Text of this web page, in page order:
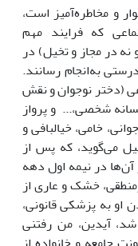
و مخاطره‌آمیز است،
که فرایند مهم
در مجاز و تخیل) در
به‌انجام رسانند.
(دختر نوجوان و نقش
شخصی،... و پرواز
خامی، خیالبافی و
می‌گوید، که پس از
آن‌ها در نیمه اول دهه
خشک و عاری از
او به پزشکی قانونی،
آیدین، من رفتنی